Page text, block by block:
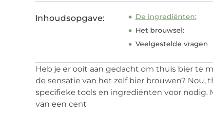
Inhoudsopgave:
De ingrediënten:
Het brouwsel:
Veelgestelde vragen
Heb je er ooit aan gedacht om thuis bier te
de sensatie van het zelf bier brouwen? Nou,
specifieke tools en ingrediënten voor
van een cent